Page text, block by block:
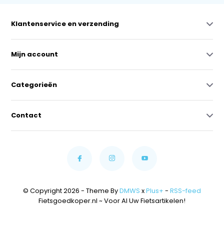
Klantenservice en verzending
Mijn account
Categorieën
Contact
© Copyright 2026 - Theme ByDMWS xPlus+ - RSS-feed
Fietsgoedkoper.nl ~ Voor Al Uw Fietsartikelen!